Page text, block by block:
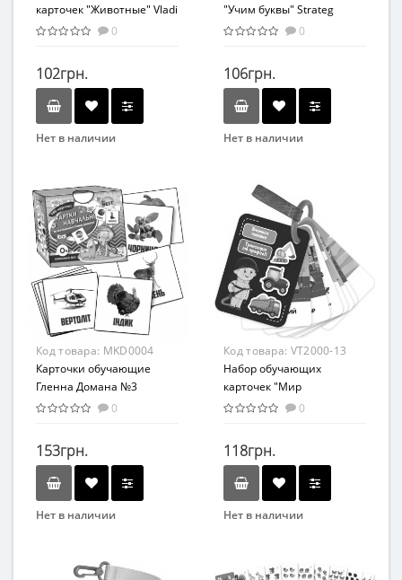
карточек "Животные" Vladi
Toys VТ2000-12 укр
0
102грн.
Нет в наличии
"Учим буквы" Strateg
32066 на украинском
0
106грн.
Нет в наличии
Развивающие
Возраст
От 3-х лет
Возрастная группа
От 3 лет
Материал
Картон
Код товара: MKD0004
Карточки обучающие
Гленна Домана №3
Мастер MKD0004 Укр
0
153грн.
Нет в наличии
Код товара: VT2000-13
Набор обучающих
карточек "Мир
машин" Vladi Toys VТ2000-
0
118грн.
Нет в наличии